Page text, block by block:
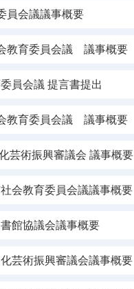
員会議議事概要
教育委員会議 議事概要
員会議 提言書提出
教育委員会議 議事概要
芸術振興審議会 議事概要
会教育委員会議議事概要
館協議会議事概要
芸術振興審議会議事概要